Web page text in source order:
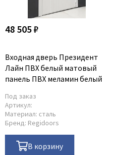
48 505 ₽
Входная дверь Президент
Лайн ПВХ белый матовый
панель ПВХ меламин белый
Под заказ
Артикул:
Материал: сталь
Бренд: Regidoors
В корзину